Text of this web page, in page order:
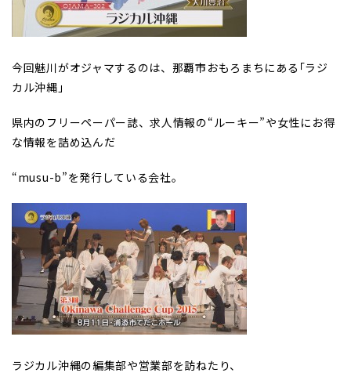
今回魅川がオジャマするのは、那覇市おもろまちにある｢ラジ
カル沖縄」
県内のフリーペーパー誌、求人情報の“ルーキー”や女性にお得
な情報を詰め込んだ
“musu-b”を発行している会社。
ラジカル沖縄の編集部や営業部を訪ねたり、